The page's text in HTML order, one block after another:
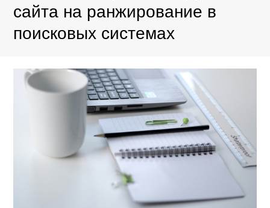
сайта на ранжирование в
поисковых системах